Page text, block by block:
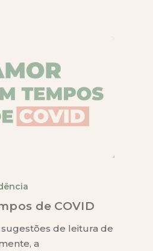
de COVID
de leitura de
a